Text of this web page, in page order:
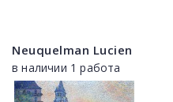
Neuquelman Lucien
в наличии 1 работа